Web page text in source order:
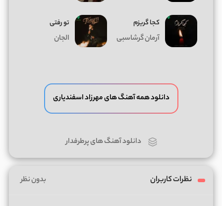
کجا گریزم
آرمان گرشاسبی
تو رفتی
الجان
دانلود همه آهنگ های مهرزاد اسفندیاری
دانلود آهنگ های پرطرفدار
نظرات کاربران بدون نظر